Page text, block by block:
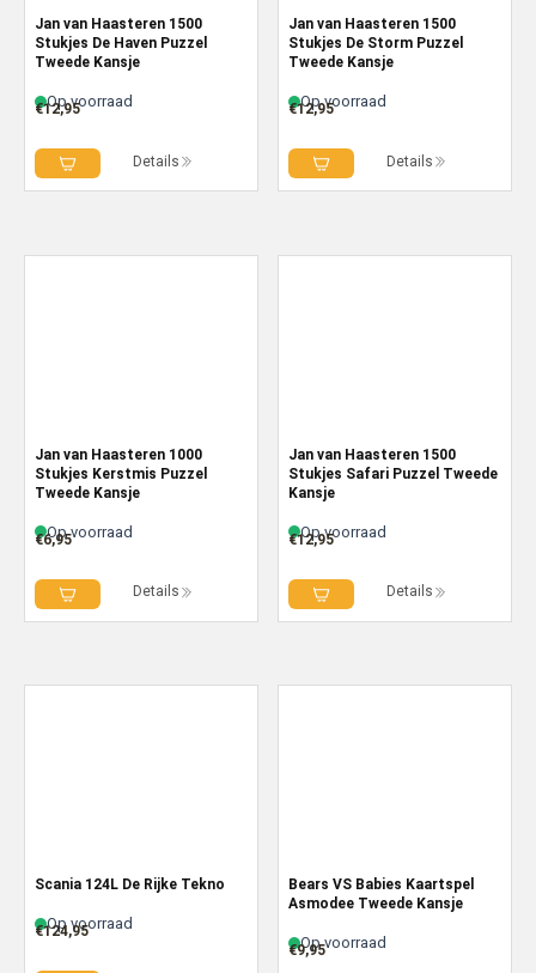
Jan van Haasteren 1500
Stukjes De Haven Puzzel
Tweede Kansje
Op voorraad
€12,95
Details
Jan van Haasteren 1500
Stukjes De Storm Puzzel
Tweede Kansje
Op voorraad
€12,95
Details
Jan van Haasteren 1000
Stukjes Kerstmis Puzzel
Tweede Kansje
Op voorraad
€6,95
Details
Jan van Haasteren 1500
Stukjes Safari Puzzel Tweede
Kansje
Op voorraad
€12,95
Details
Scania 124L De Rijke Tekno
Op voorraad
€124,95
Bears VS Babies Kaartspel
Asmodee Tweede Kansje
Op voorraad
€9,95